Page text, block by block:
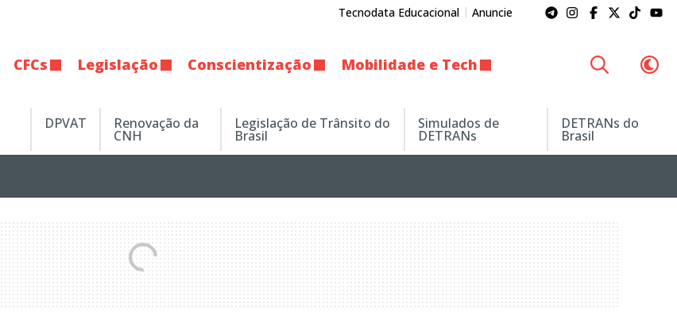
Tecnodata Educacional Anuncie
CFCs Legislação Conscientização Mobilidade e Tech
DPVAT Renovação da
CNH
Legislação de Trânsito do
Brasil
Simulados de
DETRANs
DETRANs do
Brasil